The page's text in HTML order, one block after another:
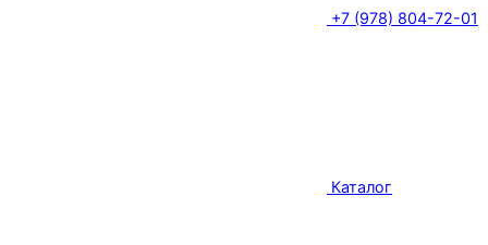
+7 (978) 804-72-01
Каталог